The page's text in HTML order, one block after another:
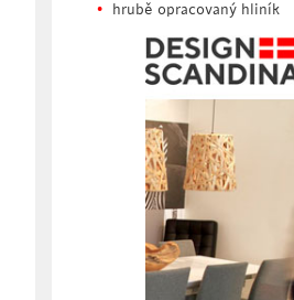
hrubě opracovaný hliník